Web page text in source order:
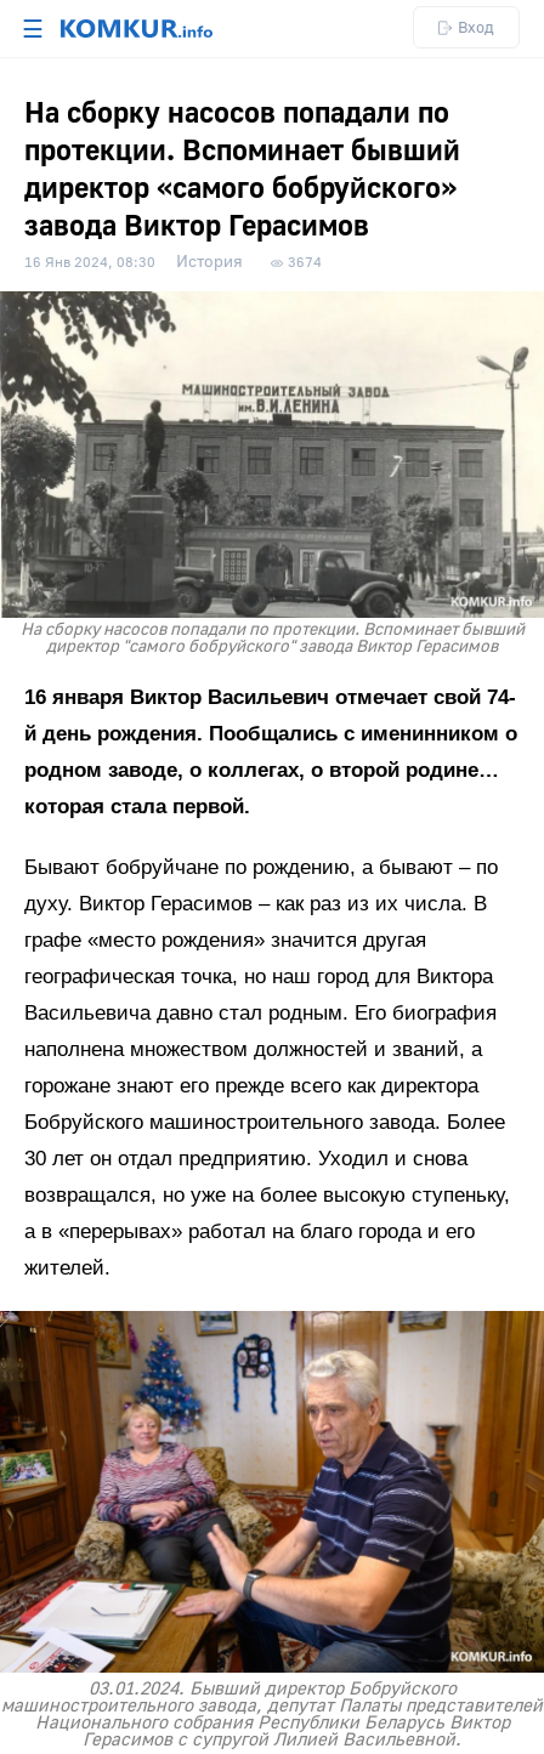
☰ Вход
На сборку насосов попадали по
протекции. Вспоминает бывший
директор «самого бобруйского»
завода Виктор Герасимов
16 Янв 2024, 08:30 История 3674
На сборку насосов попадали по протекции. Вспоминает бывший
директор "самого бобруйского" завода Виктор Герасимов
16 января Виктор Васильевич отмечает свой 74-
й день рождения. Пообщались с именинником о
родном заводе, о коллегах, о второй родине…
которая стала первой.
Бывают бобруйчане по рождению, а бывают – по
духу. Виктор Герасимов – как раз из их числа. В
графе «место рождения» значится другая
географическая точка, но наш город для Виктора
Васильевича давно стал родным. Его биография
наполнена множеством должностей и званий, а
горожане знают его прежде всего как директора
Бобруйского машиностроительного завода. Более
30 лет он отдал предприятию. Уходил и снова
возвращался, но уже на более высокую ступеньку,
а в «перерывах» работал на благо города и его
жителей.
03.01.2024. Бывший директор Бобруйского
машиностроительного завода, депутат Палаты представителей
Национального собрания Республики Беларусь Виктор
Герасимов с супругой Лилией Васильевной.